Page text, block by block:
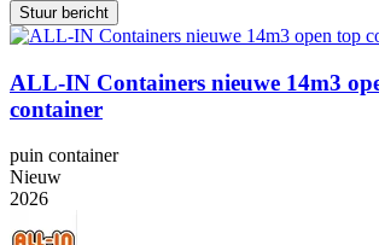
Stuur bericht
ALL-IN Containers nieuwe 14m3
container
puin container
Nieuw
2026